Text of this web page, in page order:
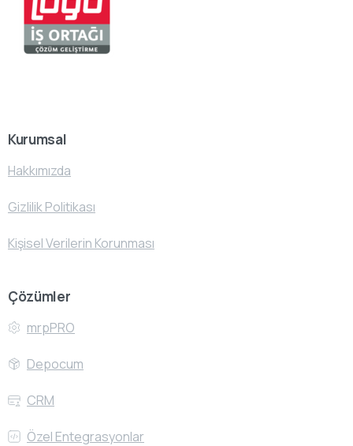
Kurumsal
Hakkımızda
Gizlilik Politikası
Kişisel Verilerin Korunması
Çözümler
mrpPRO
Depocum
CRM
Özel Entegrasyonlar